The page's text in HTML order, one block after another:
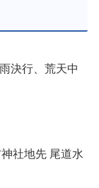
決行、荒天中
社地先 尾道水